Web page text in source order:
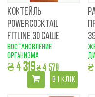
КОКТЕЙЛЬ
POWERCOCKTAIL
FITLINE 30 САШЕ
востановление
организма
₴ 4 319₴ 4 570
В 1 КЛІК
₴